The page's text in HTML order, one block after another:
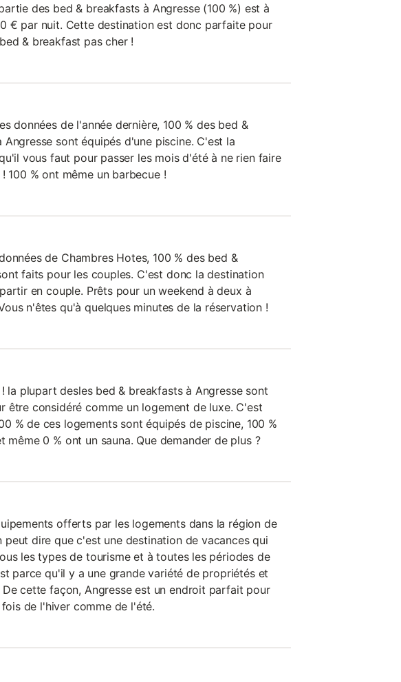
des bed & breakfasts à Angresse (100 %) est à
€ par nuit. Cette destination est donc parfaite pour
& breakfast pas cher !
données de l'année dernière, 100 % des bed &
Angresse sont équipés d'une piscine. C'est la
vous faut pour passer les mois d'été à ne rien faire
100 % ont même un barbecue !
de Chambres Hotes, 100 % des bed &
faits pour les couples. C'est donc la destination
en couple. Prêts pour un weekend à deux à
n'êtes qu'à quelques minutes de la réservation !
la plupart desles bed & breakfasts à Angresse sont
être considéré comme un logement de luxe. C'est
% de ces logements sont équipés de piscine, 100 %
même 0 % ont un sauna. Que demander de plus ?
offerts par les logements dans la région de
peut dire que c'est une destination de vacances qui
les types de tourisme et à toutes les périodes de
parce qu'il y a une grande variété de propriétés et
De cette façon, Angresse est un endroit parfait pour
de l'hiver comme de l'été.